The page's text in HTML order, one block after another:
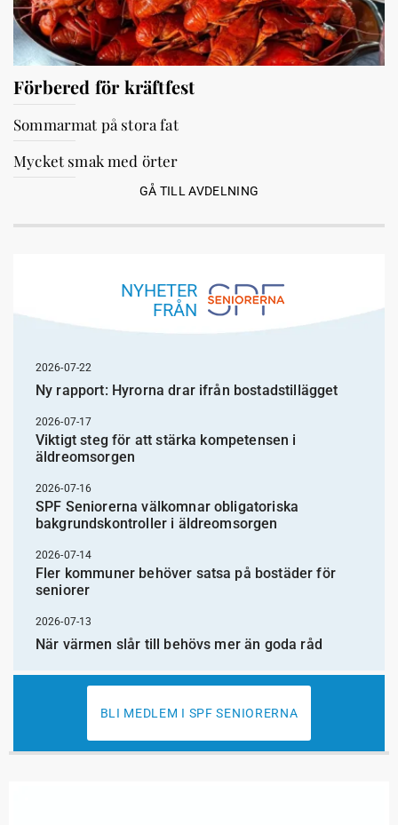
Förbered för kräftfest
Sommarmat på stora fat
Mycket smak med örter
GÅ TILL AVDELNING
NYHETER
FRÅN
2026-07-22
Ny rapport: Hyrorna drar ifrån bostadstillägget
2026-07-17
Viktigt steg för att stärka kompetensen i
äldreomsorgen
2026-07-16
SPF Seniorerna välkomnar obligatoriska
bakgrundskontroller i äldreomsorgen
2026-07-14
Fler kommuner behöver satsa på bostäder för
seniorer
2026-07-13
När värmen slår till behövs mer än goda råd
BLI MEDLEM I SPF SENIORERNA